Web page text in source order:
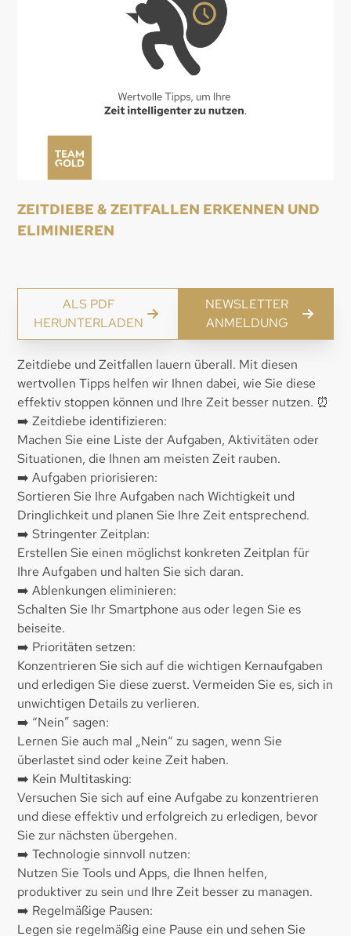
ZEITDIEBE & ZEITFALLEN ERKENNEN UND
ELIMINIEREN
ALS PDF
HERUNTERLADEN
NEWSLETTER
ANMELDUNG
Zeitdiebe und Zeitfallen lauern überall. Mit diesen
wertvollen Tipps helfen wir Ihnen dabei, wie Sie diese
effektiv stoppen können und Ihre Zeit besser nutzen. ⏰
➡️ Zeitdiebe identifizieren:
Machen Sie eine Liste der Aufgaben, Aktivitäten oder
Situationen, die Ihnen am meisten Zeit rauben.
➡️ Aufgaben priorisieren:
Sortieren Sie Ihre Aufgaben nach Wichtigkeit und
Dringlichkeit und planen Sie Ihre Zeit entsprechend.
➡️ Stringenter Zeitplan:
Erstellen Sie einen möglichst konkreten Zeitplan für
Ihre Aufgaben und halten Sie sich daran.
➡️ Ablenkungen eliminieren:
Schalten Sie Ihr Smartphone aus oder legen Sie es
beiseite.
➡️ Prioritäten setzen:
Konzentrieren Sie sich auf die wichtigen Kernaufgaben
und erledigen Sie diese zuerst. Vermeiden Sie es, sich in
unwichtigen Details zu verlieren.
➡️ “Nein” sagen:
Lernen Sie auch mal „Nein“ zu sagen, wenn Sie
überlastet sind oder keine Zeit haben.
➡️ Kein Multitasking:
Versuchen Sie sich auf eine Aufgabe zu konzentrieren
und diese effektiv und erfolgreich zu erledigen, bevor
Sie zur nächsten übergehen.
➡️ Technologie sinnvoll nutzen:
Nutzen Sie Tools und Apps, die Ihnen helfen,
produktiver zu sein und Ihre Zeit besser zu managen.
➡️ Regelmäßige Pausen:
Legen sie regelmäßig eine Pause ein und sehen Sie